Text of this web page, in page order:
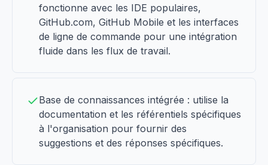
fonctionne avec les IDE populaires,
GitHub.com, GitHub Mobile et les interfaces
de ligne de commande pour une intégration
fluide dans les flux de travail.
Base de connaissances intégrée : utilise la
documentation et les référentiels spécifiques
à l'organisation pour fournir des
suggestions et des réponses spécifiques.